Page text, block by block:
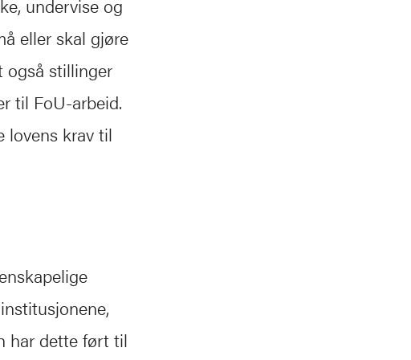
undervise og
eller skal gjøre
også stillinger
til FoU-arbeid.
lovens krav til
har dette ført til